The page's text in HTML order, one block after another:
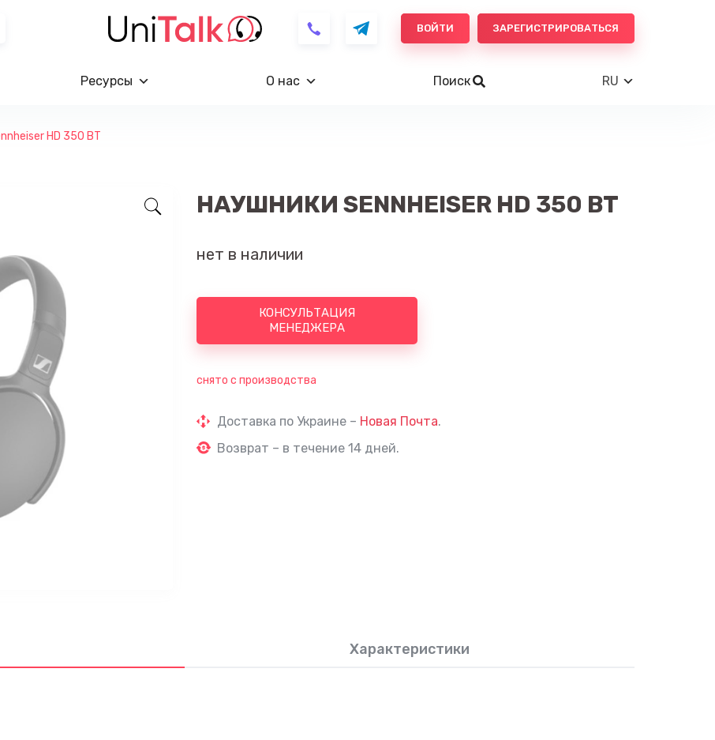
ВОЙТИ ЗАРЕГИСТРИРОВАТЬСЯ
Ресурсы О нас Поиск RU
HD 350 BT
НАУШНИКИ SENNHEISER HD 350 BT
нет в наличии
КОНСУЛЬТАЦИЯ
МЕНЕДЖЕРА
снято с производства
Доставка по Украине – Новая Почта.
Возврат – в течение 14 дней.
Характеристики